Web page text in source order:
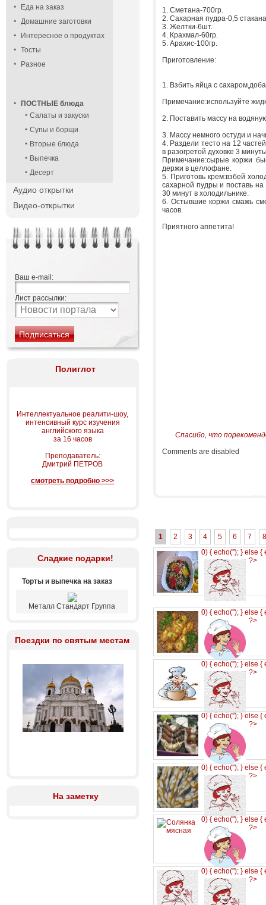
Еда на заказ
Домашние заготовки
Интересное о продуктах
Тосты
Разное
ПОСТНЫЕ блюда
Салаты и закуски
Супы и борщи
Вторые блюда
Выпечка
Десерт
Аудио открытки
Видео-открытки
Ваш e-mail:
Лист рассылки:
Полиглот
Интеллектуальное реалити-шоу,
интенсивный курс изучения
английского языка
за 16 часов
Преподаватель:
Дмитрий ПЕТРОВ
смотреть подробно >>>
Сладкие подарки!
Торты и выпечка на заказ
Металл Стандарт Группа
Поездки по святым местам
На заметку
1. Сметана-700гр.
2. Сахарная пудра-0,5 стакана
3. Желтки-6шт.
4. Крахмал-60гр.
5. Арахис-100гр.
Приготовление:
1. Взбить яйца с
Примечание:используйте
2. Поставить массу на
3. Массу немного остуди и
4. Раздели тесто на 12
в разогретой духовке 3
Примечание:сырые коржи
держи в целлофане.
5. Приготовь крем:взбей
сахарной пудры и поставь
30 минут в холодильнике.
6. Остывшие коржи смажь
часов.
Приятного аппетита!
Спасибо, что
Comments are disabled
1 2 3 4 5 6 7
8
0) { echo(''); } else {
?>
0) { echo(''); } else {
?>
0) { echo(''); } else {
?>
0) { echo(''); } else {
?>
0) { echo(''); } else {
?>
0) { echo(''); } else {
?>
0) { echo(''); } else {
?>